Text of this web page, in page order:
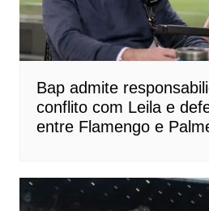
Bap admite
conflito com Leila e
entre Flamengo e